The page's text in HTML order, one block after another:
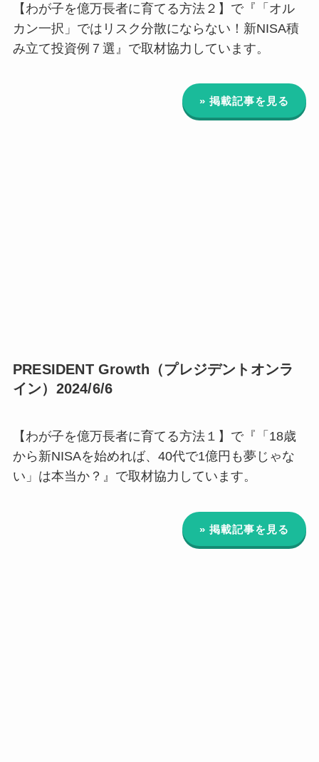
【わが子を億万長者に育てる方法２】で『「オル
カン一択」ではリスク分散にならない！新NISA積
み立て投資例７選』で取材協力しています。
» 掲載記事を見る
PRESIDENT Growth（プレジデントオンラ
イン）2024/6/6
【わが子を億万長者に育てる方法１】で『「18歳
から新NISAを始めれば、40代で1億円も夢じゃな
い」は本当か？』で取材協力しています。
» 掲載記事を見る